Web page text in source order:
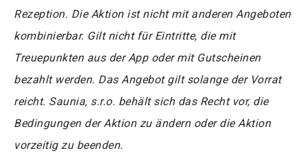
Rezeption. Die Aktion ist nicht mit anderen Angeboten
kombinierbar. Gilt nicht für Eintritte, die mit
Treuepunkten aus der App oder mit Gutscheinen
bezahlt werden. Das Angebot gilt solange der Vorrat
reicht. Saunia, s.r.o. behält sich das Recht vor, die
Bedingungen der Aktion zu ändern oder die Aktion
vorzeitig zu beenden.